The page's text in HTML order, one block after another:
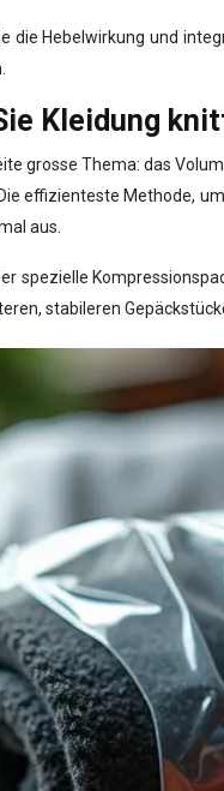
Hebelwirkung und
Kleidung
grosse Thema: das
effizienteste Methode,
aus.
spezielle
stabileren